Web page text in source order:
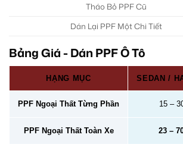
Tháo Bỏ PPF Cũ
Dán Lại PPF Một Chi Tiết
Bảng Giá - Dán PPF Ô Tô
HẠNG MỤC SEDAN /
PPF Ngoại Thất Từng Phần 15 –
PPF Ngoại Thất Toàn Xe 23 –